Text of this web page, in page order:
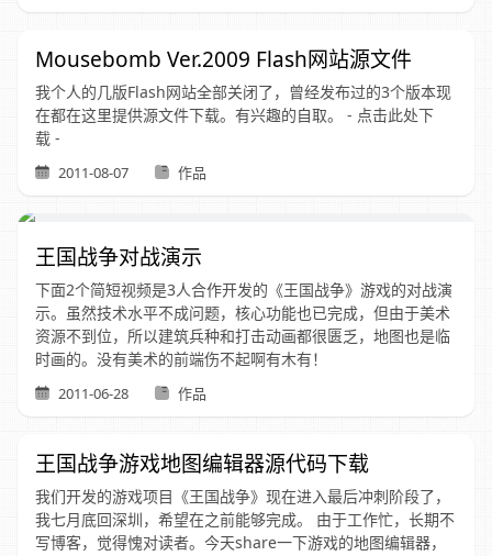
Mousebomb Ver.2009 Flash网站源文件
我个人的几版Flash网站全部关闭了，曾经发布过的3个版本现
在都在这里提供源文件下载。有兴趣的自取。 - 点击此处下
载 -
2011-08-07 作品
王国战争对战演示
下面2个简短视频是3人合作开发的《王国战争》游戏的对战演
示。虽然技术水平不成问题，核心功能也已完成，但由于美术
资源不到位，所以建筑兵种和打击动画都很匮乏，地图也是临
时画的。没有美术的前端伤不起啊有木有！
2011-06-28 作品
王国战争游戏地图编辑器源代码下载
我们开发的游戏项目《王国战争》现在进入最后冲刺阶段了，
我七月底回深圳，希望在之前能够完成。 由于工作忙，长期不
写博客，觉得愧对读者。今天share一下游戏的地图编辑器，